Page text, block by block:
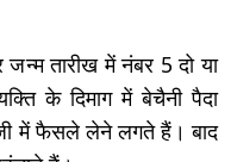
तारीख में नंबर 5 दो या
के दिमाग में बेचैनी पैदा
में फैसले लेने लगते हैं। बाद